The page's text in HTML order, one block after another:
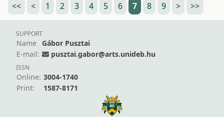
<<
< 1 2 3 4 5 6 7 8 9 > >>
SUPPORT
Name
Gábor Pusztai
E-mail:
pusztai.gabor@arts.unideb.hu
ISSN
Online: 3004-1740
Print:
1587-8171